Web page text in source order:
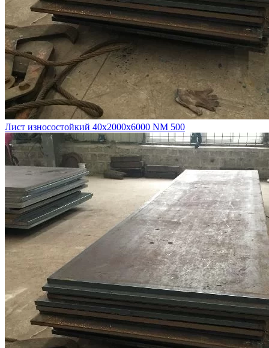
Лист износостойкий 40х2000х6000 NM 500